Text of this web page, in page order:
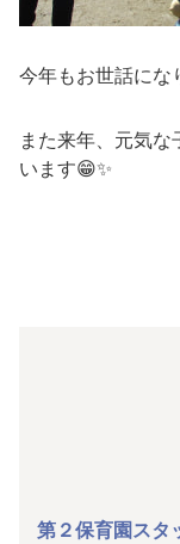
今年もお世話にな
また来年、元気
います😁✨
第２保育園スタ